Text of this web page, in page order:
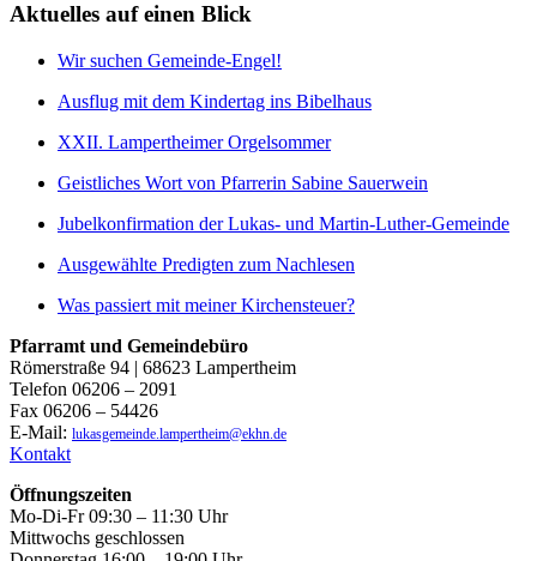
Aktuelles auf einen Blick
Wir suchen Gemeinde-Engel!
Ausflug mit dem Kindertag ins Bibelhaus
XXII. Lampertheimer Orgelsommer
Geistliches Wort von Pfarrerin Sabine Sauerwein
Jubelkonfirmation der Lukas- und Martin-Luther-Gemeinde
Ausgewählte Predigten zum Nachlesen
Was passiert mit meiner Kirchensteuer?
Pfarramt und Gemeindebüro
Römerstraße 94 | 68623 Lampertheim
Telefon 06206 – 2091
Fax 06206 – 54426
E-Mail: lukasgemeinde.lampertheim@ekhn.de
Kontakt
Öffnungszeiten
Mo-Di-Fr 09:30 – 11:30 Uhr
Mittwochs geschlossen